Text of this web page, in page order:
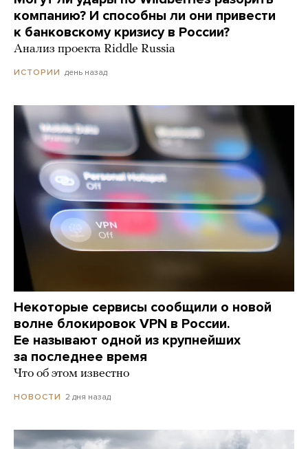
компанию? И способны ли они привести
к банковскому кризису в России?
Анализ проекта Riddle Russia
ИСТОРИИ день назад
Некоторые сервисы сообщили о новой
волне блокировок VPN в России.
Ее называют одной из крупнейших
за последнее время
Что об этом известно
НОВОСТИ 2 дня назад